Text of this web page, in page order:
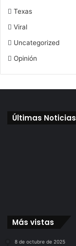
Texas
Viral
Uncategorized
Opinión
Últimas Noticias
Más vistas
8 de octubre de 2025